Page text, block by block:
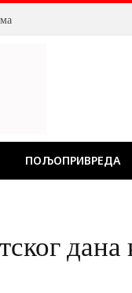
ПОЉОПРИВРЕДА
дана